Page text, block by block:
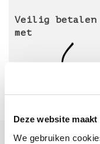
Deze website
We gebruiken
Veilig betalen
met
Sinds 2006 uw